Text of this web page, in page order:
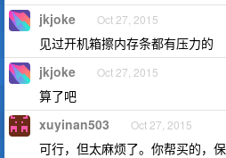
jkjoke Oct 27, 2015
见过开机箱擦内存条都有压力的
jkjoke Oct 27, 2015
算了吧
xuyinan503 Oct 27, 2015
可行，但太麻烦了。你帮买的，